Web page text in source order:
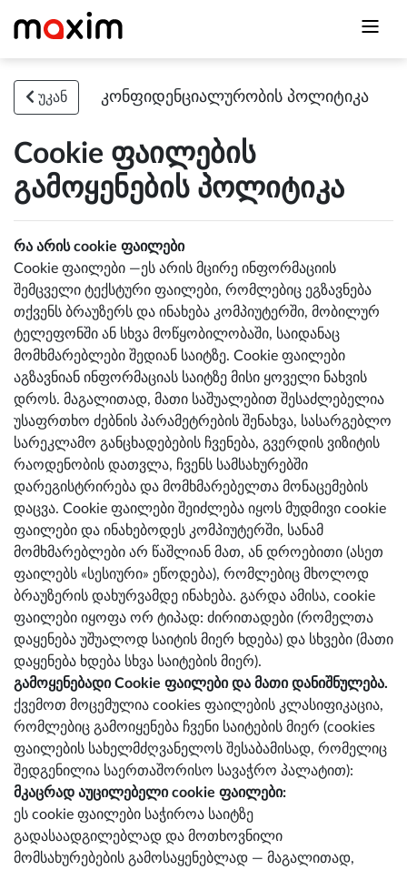
უკან კონფიდენციალურობის პოლიტიკა
Cookie ფაილების
გამოყენების პოლიტიკა
რა არის cookie ფაილები
Cookie ფაილები —ეს არის მცირე ინფორმაციის
შემცველი ტექსტური ფაილები, რომლებიც ეგზავნება
თქვენს ბრაუზერს და ინახება კომპიუტერში, მობილურ
ტელეფონში ან სხვა მოწყობილობაში, საიდანაც
მომხმარებლები შედიან საიტზე. Cookie ფაილები
აგზავნიან ინფორმაციას საიტზე მისი ყოველი ნახვის
დროს. მაგალითად, მათი საშუალებით შესაძლებელია
უსაფრთხო ძებნის პარამეტრების შენახვა, სასარგებლო
სარეკლამო განცხადებების ჩვენება, გვერდის ვიზიტის
რაოდენობის დათვლა, ჩვენს სამსახურებში
დარეგისტრირება და მომხმარებელთა მონაცემების
დაცვა. Cookie ფაილები შეიძლება იყოს მუდმივი cookie
ფაილები და ინახებოდეს კომპიუტერში, სანამ
მომხმარებლები არ წაშლიან მათ, ან დროებითი (ასეთ
ფაილებს «სესიური» ეწოდება), რომლებიც მხოლოდ
ბრაუზერის დახურვამდე ინახება. გარდა ამისა, cookie
ფაილები იყოფა ორ ტიპად: ძირითადები (რომელთა
დაყენება უშუალოდ საიტის მიერ ხდება) და სხვები (მათი
დაყენება ხდება სხვა საიტების მიერ).
გამოყენებადი Cookie ფაილები და მათი დანიშნულება.
ქვემოთ მოცემულია cookies ფაილების კლასიფიკაცია,
რომლებიც გამოიყენება ჩვენი საიტების მიერ (cookies
ფაილების სახელმძღვანელოს შესაბამისად, რომელიც
შედგენილია საერთაშორისო სავაჭრო პალატით):
მკაცრად აუცილებელი cookie ფაილები:
ეს cookie ფაილები საჭიროა საიტზე
გადასაადგილებლად და მოთხოვნილი
მომსახურებების გამოსაყენებლად — მაგალითად,